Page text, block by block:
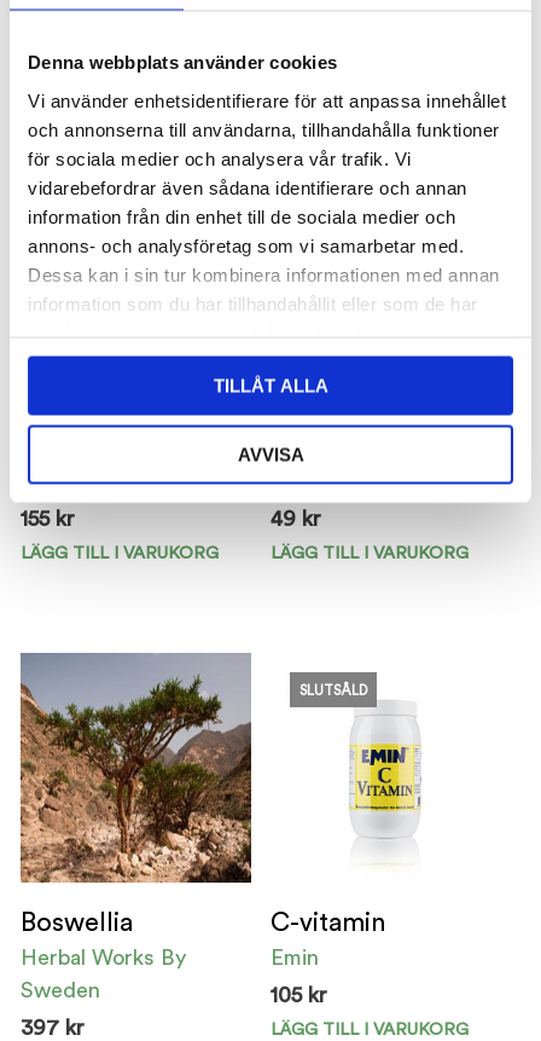
Denna webbplats använder cookies
Vi använder enhetsidentifierare för att anpassa innehållet
och annonserna till användarna, tillhandahålla funktioner
för sociala medier och analysera vår trafik. Vi
vidarebefordrar även sådana identifierare och annan
information från din enhet till de sociala medier och
annons- och analysföretag som vi samarbetar med.
Dessa kan i sin tur kombinera informationen med annan
information som du har tillhandahållit eller som de har
TILLÅT ALLA
AVVISA
Shampoo
Biofarmab
155 kr
LÄGG TILL I VARUKORG
Bomull veckad
perforerad
150gr
Biofarmab
49 kr
LÄGG TILL I VARUKORG
Boswellia
Herbal Works By
Sweden
397 kr
SLUTSÅLD
C-vitamin
Emin
105 kr
LÄGG TILL I VARUKORG